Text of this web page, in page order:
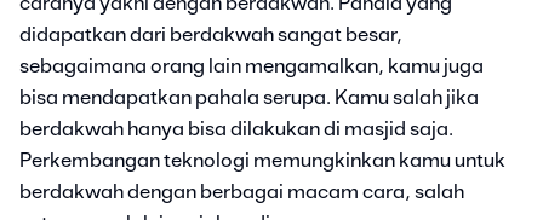
didapatkan dari berdakwah sangat besar,
sebagaimana orang lain mengamalkan, kamu juga
bisa mendapatkan pahala serupa. Kamu salah jika
berdakwah hanya bisa dilakukan di masjid saja.
Perkembangan teknologi memungkinkan kamu untuk
berdakwah dengan berbagai macam cara, salah